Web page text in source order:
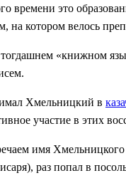
времени это
на котором велось
тогдашнем «книжном
Хмельницкий в
участие в этих
имя Хмельницкого
раз попал в